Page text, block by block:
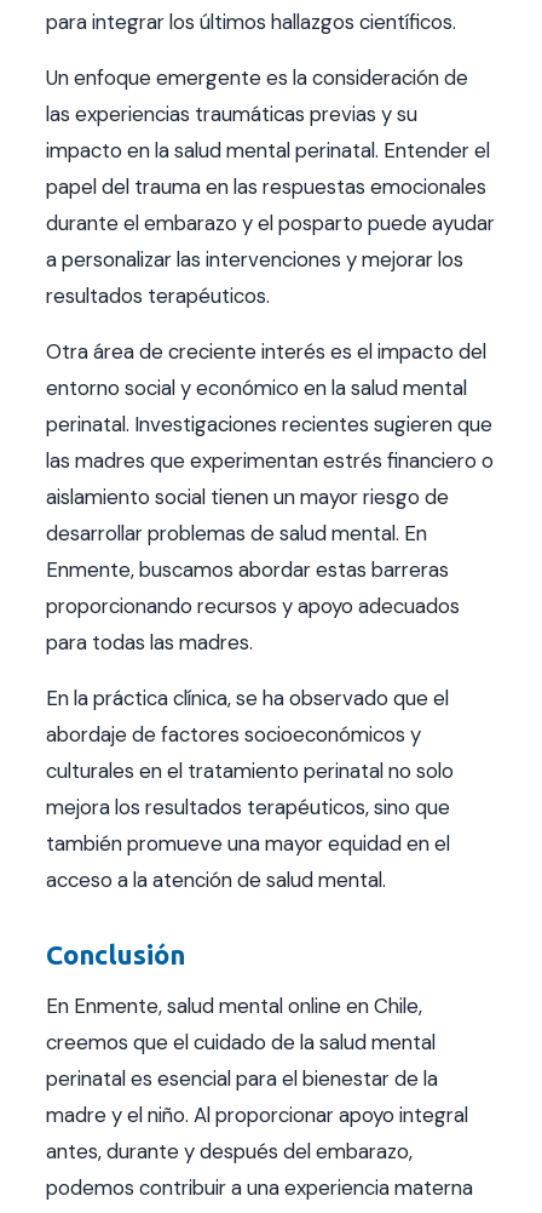
para integrar los últimos hallazgos científicos.
Un enfoque emergente es la consideración de
las experiencias traumáticas previas y su
impacto en la salud mental perinatal. Entender el
papel del trauma en las respuestas emocionales
durante el embarazo y el posparto puede ayudar
a personalizar las intervenciones y mejorar los
resultados terapéuticos.
Otra área de creciente interés es el impacto del
entorno social y económico en la salud mental
perinatal. Investigaciones recientes sugieren que
las madres que experimentan estrés financiero o
aislamiento social tienen un mayor riesgo de
desarrollar problemas de salud mental. En
Enmente, buscamos abordar estas barreras
proporcionando recursos y apoyo adecuados
para todas las madres.
En la práctica clínica, se ha observado que el
abordaje de factores socioeconómicos y
culturales en el tratamiento perinatal no solo
mejora los resultados terapéuticos, sino que
también promueve una mayor equidad en el
acceso a la atención de salud mental.
Conclusión
En Enmente, salud mental online en Chile,
creemos que el cuidado de la salud mental
perinatal es esencial para el bienestar de la
madre y el niño. Al proporcionar apoyo integral
antes, durante y después del embarazo,
podemos contribuir a una experiencia materna